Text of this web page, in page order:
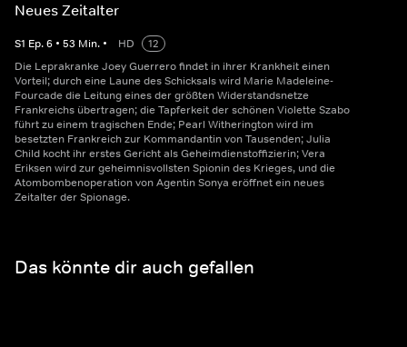
Neues Zeitalter
S1 Ep.6 • 53 Min. • HD
12
Die Leprakranke Joey Guerrero findet in ihrer Krankheit einen
Vorteil; durch eine Laune des Schicksals wird Marie Madeleine-
Fourcade die Leitung eines der größten Widerstandsnetze
Frankreichs übertragen; die Tapferkeit der schönen Violette Szabo
führt zu einem tragischen Ende; Pearl Witherington wird im
besetzten Frankreich zur Kommandantin von Tausenden; Julia
Child kocht ihr erstes Gericht als Geheimdienstoffizierin; Vera
Eriksen wird zur geheimnisvollsten Spionin des Krieges, und die
Atombombenoperation von Agentin Sonya eröffnet ein neues
Zeitalter der Spionage.
Das könnte dir auch gefallen